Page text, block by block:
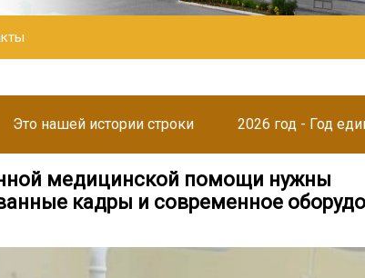
Это нашей истории строки 2026 год - Год
медицинской помощи нужны
кадры и современное